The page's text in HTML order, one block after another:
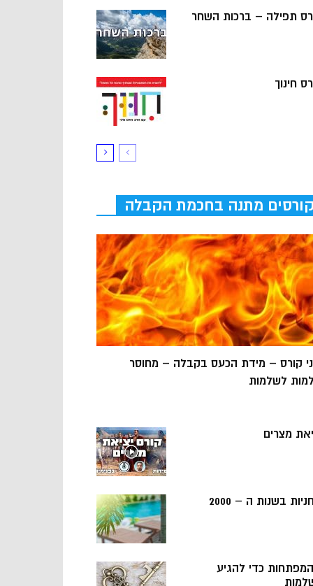
תפילה – ברכות השחר
חינוך
קורסים מתנה בחכמת הקבלה
קורס – מידת הכעס בקבלה – מחוסר
לשלמות
מצרים
בשנות ה – 2000
5 המפתחות כדי להגיע